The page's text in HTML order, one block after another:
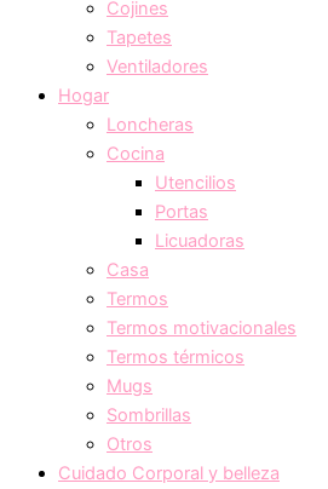
Cojines
Tapetes
Ventiladores
Hogar
Loncheras
Cocina
Utencilios
Portas
Licuadoras
Casa
Termos
Termos motivacionales
Termos térmicos
Mugs
Sombrillas
Otros
Cuidado Corporal y belleza